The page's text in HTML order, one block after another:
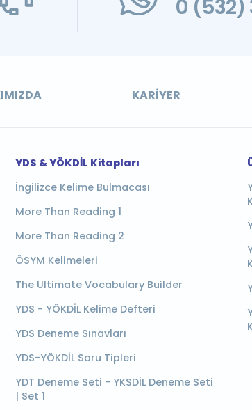
0 (532)
KARIYER
YDS & YÖKDİL Kitapları
İngilizce Kelime Bulmacası
More Than Reading 1
More Than Reading 2
ÖSYM Kelimeleri
The Ultimate Vocabulary Builder
YDS - YÖKDİL Kelime Defteri
YDS Deneme Sınavları
YDS-YÖKDİL Soru Tipleri
YDT Deneme Seti - YKSDİL Deneme Seti
| Set 1